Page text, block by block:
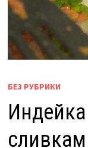
БЕЗ РУБРИКИ